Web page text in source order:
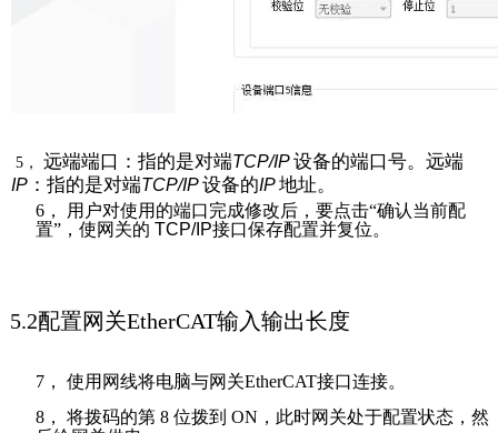
5， 远端端口：指的是对端TCP/IP设备的端口号。远端
IP ：指的是对端TCP/IP设备的IP地址。
6，
用户对使用的端口完成修改后，要点击“确认当前配
置”，使网关的 TCP/IP接口保存配置并复位。
5.2配置网关EtherCAT输入输出长度
7， 使用网线将电脑与网关EtherCAT接口连接。
8，
将拨码的第 8 位拨到 ON ，此时网关处于配置状态，然